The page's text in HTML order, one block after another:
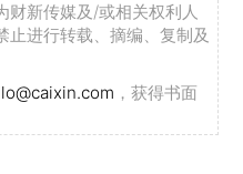
学的认知与参与程
方景观打造了以“城市
市美学实践展。此次展
财新传媒及/或相关权利人
止进行转载、摘编、复制及
，获得书面